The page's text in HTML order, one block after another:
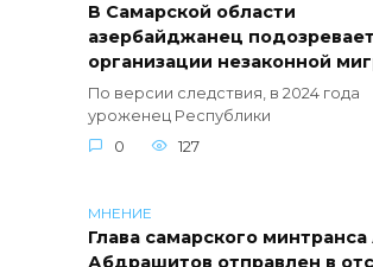
В Самарской области
азербайджанец
организации незаконной
По версии следствия, в 2024 года
уроженец Республики
0
127
МНЕНИЕ
Глава самарского